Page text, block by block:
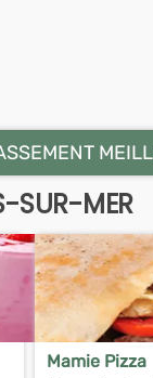
SUR-MER
Mamie Pizza